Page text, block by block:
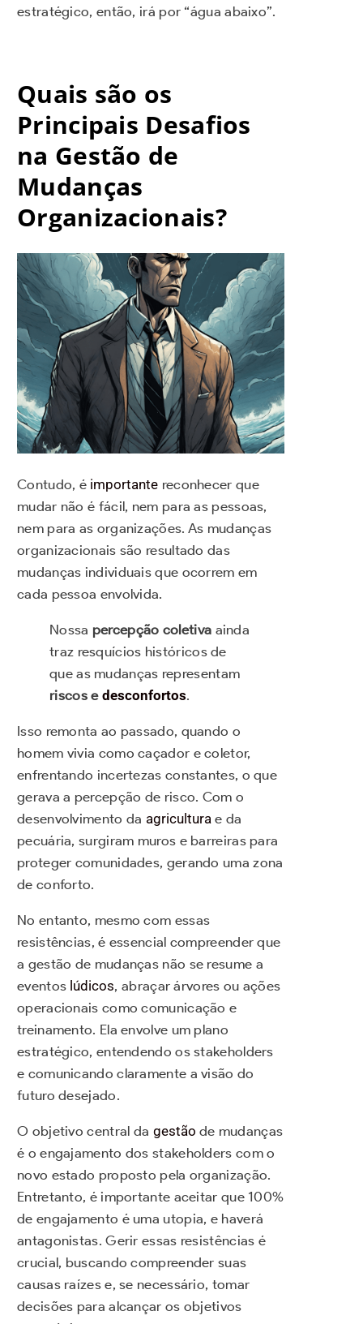
estratégico, então, irá por “água abaixo”.
Quais são os
Principais Desafios
na Gestão de
Mudanças
Organizacionais?
Contudo, é importante reconhecer que
mudar não é fácil, nem para as pessoas,
nem para as organizações. As mudanças
organizacionais são resultado das
mudanças individuais que ocorrem em
cada pessoa envolvida.
Nossa percepção coletiva ainda
traz resquícios históricos de
que as mudanças representam
riscos e desconfortos.
Isso remonta ao passado, quando o
homem vivia como caçador e coletor,
enfrentando incertezas constantes, o que
gerava a percepção de risco. Com o
desenvolvimento da agriculturae da
pecuária, surgiram muros e barreiras para
proteger comunidades, gerando uma zona
de conforto.
No entanto, mesmo com essas
resistências, é essencial compreender que
a gestão de mudanças não se resume a
eventos lúdicos, abraçar árvores ou ações
operacionais como comunicação e
treinamento. Ela envolve um plano
estratégico, entendendo os stakeholders
e comunicando claramente a visão do
futuro desejado.
O objetivo central da gestão de mudanças
é o engajamento dos stakeholders com o
novo estado proposto pela organização.
Entretanto, é importante aceitar que 100%
de engajamento é uma utopia, e haverá
antagonistas. Gerir essas resistências é
crucial, buscando compreender suas
causas raízes e, se necessário, tomar
decisões para alcançar os objetivos